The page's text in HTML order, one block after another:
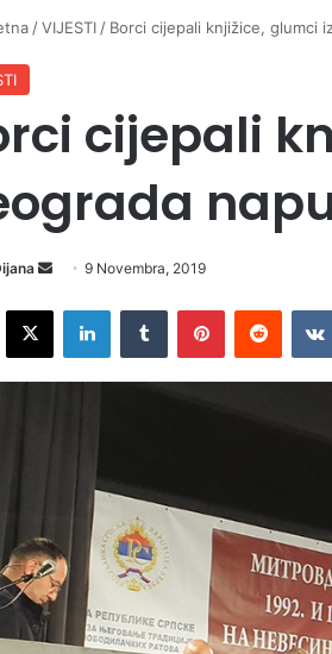
/VIJESTI / Borci cijepali knjižice, glumci
cijepali
d
a
l
9 Novembra, 2019